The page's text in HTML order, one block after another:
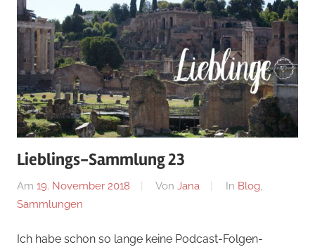
Lieblings-Sammlung 23
Am 19. November 2018 Von Jana In Blog,
Sammlungen
Ich habe schon so lange keine Podcast-Folgen-